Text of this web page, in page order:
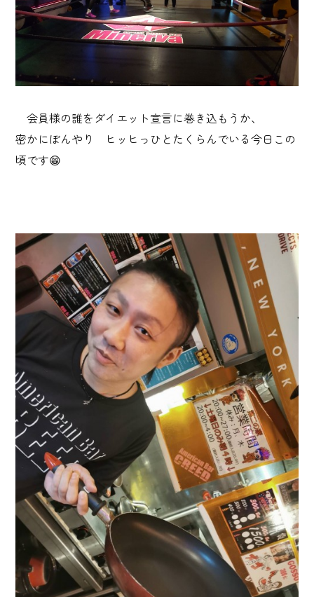
会員様の誰をダイエット宣言に巻き込もうか、
密かにぼんやり ヒッヒっひとたくらんでいる今日この
頃です😁